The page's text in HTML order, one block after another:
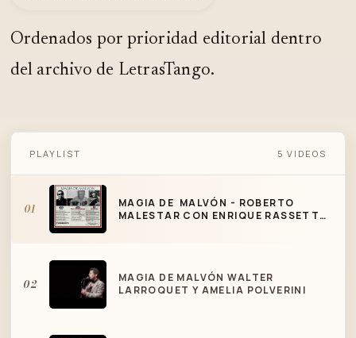
Ordenados por prioridad editorial dentro
del archivo de LetrasTango.
MALESTAR CON ENRIQUE RASSETTO /
PLAYLIST 5 VIDEOS
01
MAGIA DE MALVÓN - ROBERTO
MALESTAR CON ENRIQUE RASSETTO
02
MAGIA DE MALVÓN WALTER
LARROQUET Y AMELIA POLVERINI